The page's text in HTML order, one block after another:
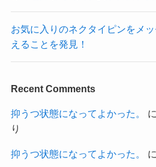
お気に入りのネクタイピンをメ
えることを発見！
Recent Comments
抑うつ状態になってよかった。 に
り
抑うつ状態になってよかった。 に